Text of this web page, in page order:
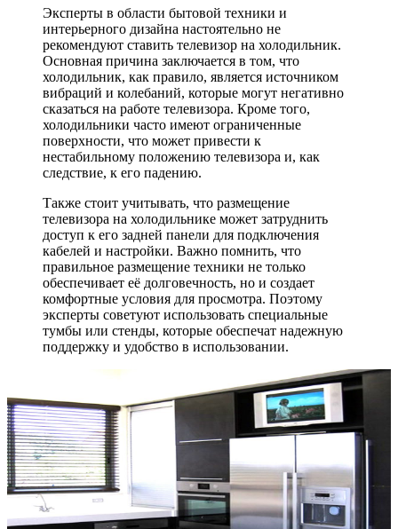
Эксперты в области бытовой техники и
интерьерного дизайна настоятельно не
рекомендуют ставить телевизор на холодильник.
Основная причина заключается в том, что
холодильник, как правило, является источником
вибраций и колебаний, которые могут негативно
сказаться на работе телевизора. Кроме того,
холодильники часто имеют ограниченные
поверхности, что может привести к
нестабильному положению телевизора и, как
следствие, к его падению.
Также стоит учитывать, что размещение
телевизора на холодильнике может затруднить
доступ к его задней панели для подключения
кабелей и настройки. Важно помнить, что
правильное размещение техники не только
обеспечивает её долговечность, но и создает
комфортные условия для просмотра. Поэтому
эксперты советуют использовать специальные
тумбы или стенды, которые обеспечат надежную
поддержку и удобство в использовании.